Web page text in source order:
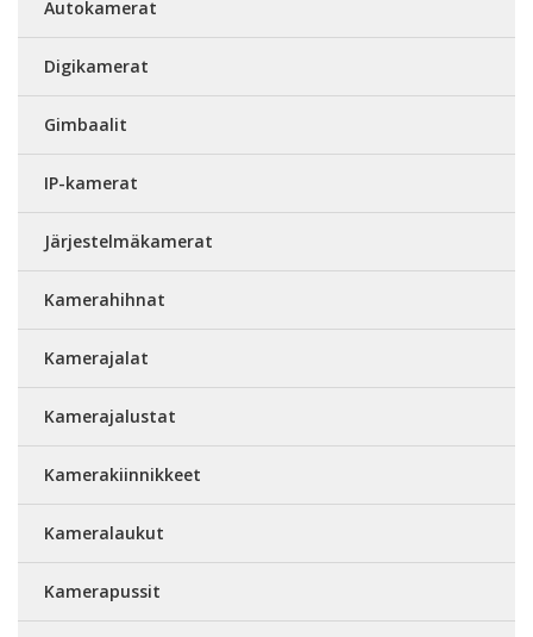
Autokamerat
Digikamerat
Gimbaalit
IP-kamerat
Järjestelmäkamerat
Kamerahihnat
Kamerajalat
Kamerajalustat
Kamerakiinnikkeet
Kameralaukut
Kamerapussit